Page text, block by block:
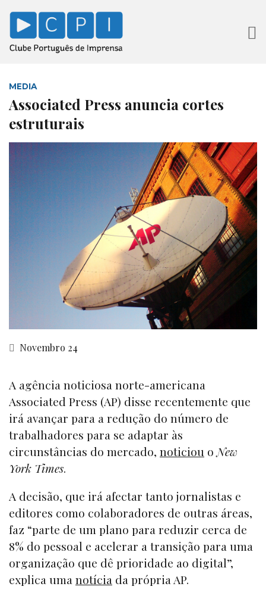
MEDIA
Associated Press anuncia cortes
estruturais
Novembro 24
A agência noticiosa norte-americana
Associated Press (AP) disse recentemente que
irá avançar para a redução do número de
trabalhadores para se adaptar às
circunstâncias do mercado, noticiou oNew
York Times.
A decisão, que irá afectar tanto jornalistas e
editores como colaboradores de outras áreas,
faz “parte de um plano para reduzir cerca de
8% do pessoal e acelerar a transição para uma
organização que dê prioridade ao digital”,
explica umanotícia da própria AP.